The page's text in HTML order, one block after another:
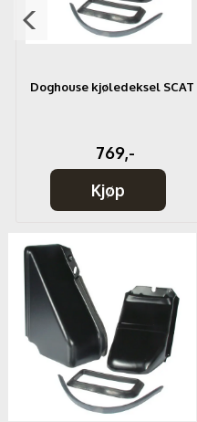
Doghouse kjøledeksel SCAT
769,-
Kjøp